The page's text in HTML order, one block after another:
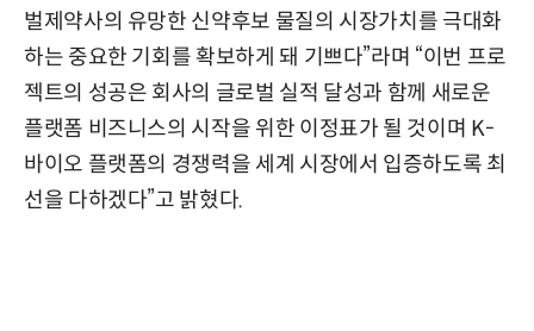
벌제약사의 유망한 신약후보 물질의 시장가치를 극대화
하는 중요한 기회를 확보하게 돼 기쁘다”라며 “이번 프로
젝트의 성공은 회사의 글로벌 실적 달성과 함께 새로운
플랫폼 비즈니스의 시작을 위한 이정표가 될 것이며 K-
바이오 플랫폼의 경쟁력을 세계 시장에서 입증하도록 최
선을 다하겠다”고 밝혔다.